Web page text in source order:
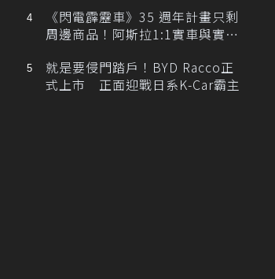
《閃電霹靂車》35 週年計畫只剩
周邊商品！阿斯拉1:1實車與實體
就是要侵門踏戶！BYD Racco正
式上市 正面迎戰日系K-Car霸主